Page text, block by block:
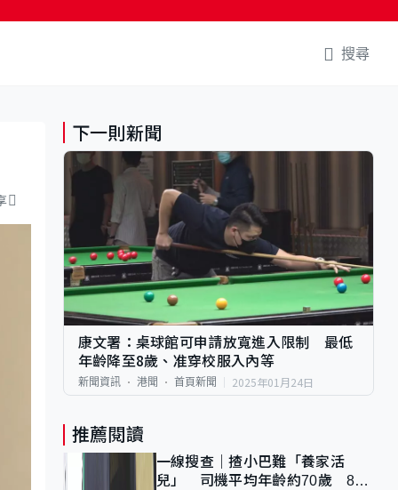
搜尋
下一則新聞
康文署：桌球館可申請放寬進入限制 最低
年齡降至8歲、准穿校服入內等
新聞資訊 港聞 首頁新聞 2025年01月24日
推薦閱讀
一線搜查｜揸小巴難「養家活
兒」 司機平均年齡約70歲 88